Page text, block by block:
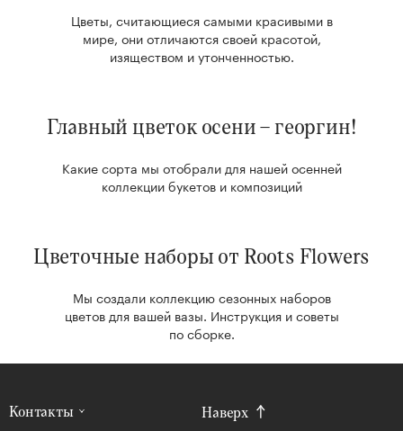
Цветы, считающиеся самыми красивыми в
мире, они отличаются своей красотой,
изяществом и утонченностью.
Главный цветок осени – георгин!
Какие сорта мы отобрали для нашей осенней
коллекции букетов и композиций
Цветочные наборы от Roots Flowers
Мы создали коллекцию сезонных наборов
цветов для вашей вазы. Инструкция и советы
по сборке.
Контакты Наверх